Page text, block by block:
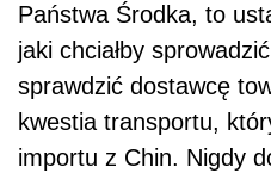
Państwa Środka, to
jaki chciałby
sprawdzić dostawcę
kwestia transportu,
importu z Chin. Nigdy